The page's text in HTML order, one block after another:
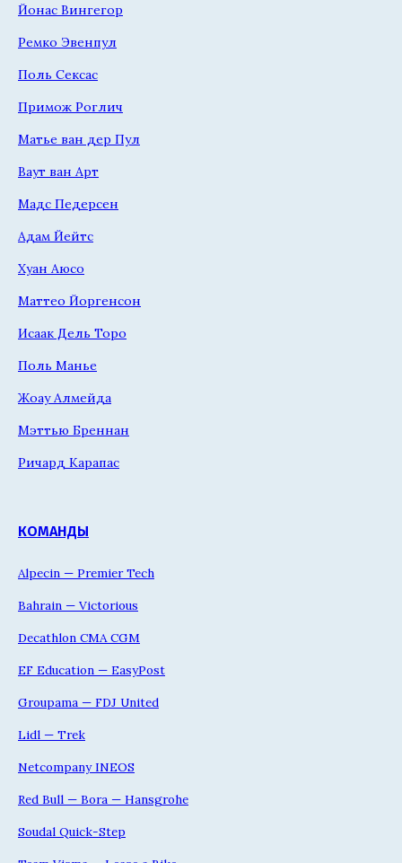
Йонас Вингегор
Ремко Эвенпул
Поль Сексас
Примож Роглич
Матье ван дер Пул
Ваут ван Арт
Мадс Педерсен
Адам Йейтс
Хуан Аюсо
Маттео Йоргенсон
Исаак Дель Торо
Поль Манье
Жоау Алмейда
Мэттью Бреннан
Ричард Карапас
КОМАНДЫ
Alpecin — Premier Tech
Bahrain — Victorious
Decathlon CMA CGM
EF Education — EasyPost
Groupama — FDJ United
Lidl — Trek
Netcompany INEOS
Red Bull — Bora — Hansgrohe
Soudal Quick-Step